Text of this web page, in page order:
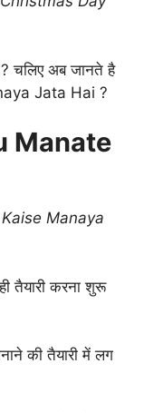
? चलिए अब जानते है
Jata Hai ?
Manate
Manaya
तैयारी करना शुरू
की तैयारी में लग